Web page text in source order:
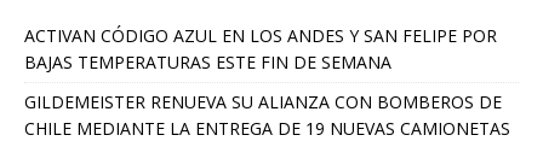
ACTIVAN CÓDIGO AZUL EN LOS ANDES Y SAN FELIPE POR
BAJAS TEMPERATURAS ESTE FIN DE SEMANA
GILDEMEISTER RENUEVA SU ALIANZA CON BOMBEROS DE
CHILE MEDIANTE LA ENTREGA DE 19 NUEVAS CAMIONETAS